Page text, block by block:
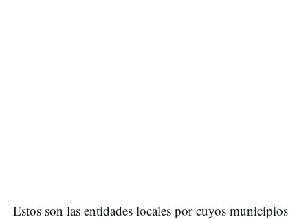
Estos son las entidades locales por cuyos municipios